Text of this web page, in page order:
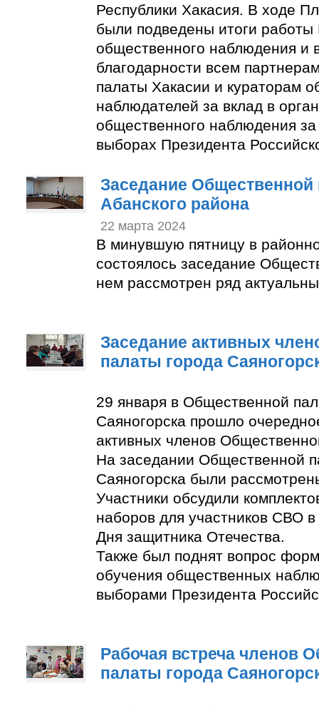
Республики Хакасия. В ходе
были подведены итоги работы
общественного наблюдения и
благодарности всем
палаты Хакасии и кураторам
наблюдателей за вклад в
общественного наблюдения
выборах Президента
Заседание Общественной
Абанского района
22 марта 2024
В минувшую пятницу в
состоялось заседание
нем рассмотрен ряд
Заседание активных
палаты города
29 января в Общественной
Саяногорска прошло
активных членов
На заседании Общественной
Саяногорска были
Участники обсудили
наборов для участников СВО в
Дня защитника Отечества.
Также был поднят вопрос
обучения общественных
выборами Президента
Рабочая встреча членов
палаты города